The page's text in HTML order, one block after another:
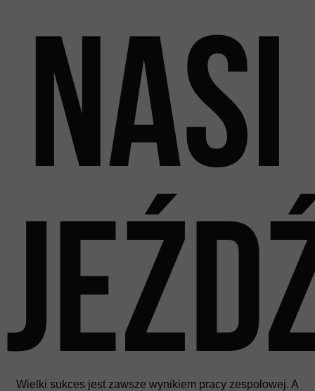
Nasi
Wielki sukces jest zawsze wynikiem pracy zespołowej. A